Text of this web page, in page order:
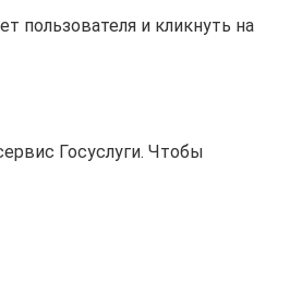
пользователя и кликнуть на
Госуслуги. Чтобы